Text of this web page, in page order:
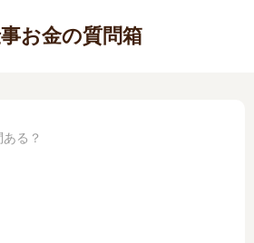
お金の質問箱
ある？